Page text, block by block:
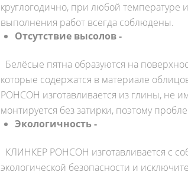
круглогодично, при любой температуре
выполнения работ всегда соблюдены.
Отсутствие высолов -
Белёсые пятна образуются на
которые содержатся в материале
РОНСОН изготавливается из глины, не
монтируется без затирки, поэтому
Экологичность -
КЛИНКЕР РОНСОН изготавливается с
экологической безопасности и